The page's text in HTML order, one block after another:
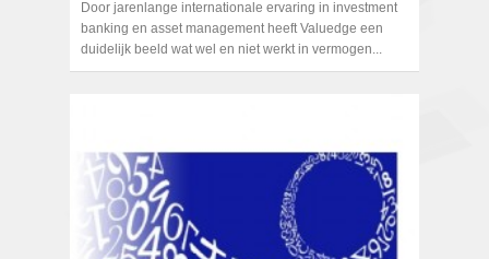
Door jarenlange internationale ervaring in investment
banking en asset management heeft Valuedge een
duidelijk beeld wat wel en niet werkt in vermogen...